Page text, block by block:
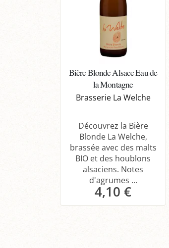
Bière Blonde Alsace Eau de
la Montagne
Brasserie La Welche
Découvrez la Bière
Blonde La Welche,
brassée avec des malts
BIO et des houblons
alsaciens. Notes
d'agrumes ...
4,10 €